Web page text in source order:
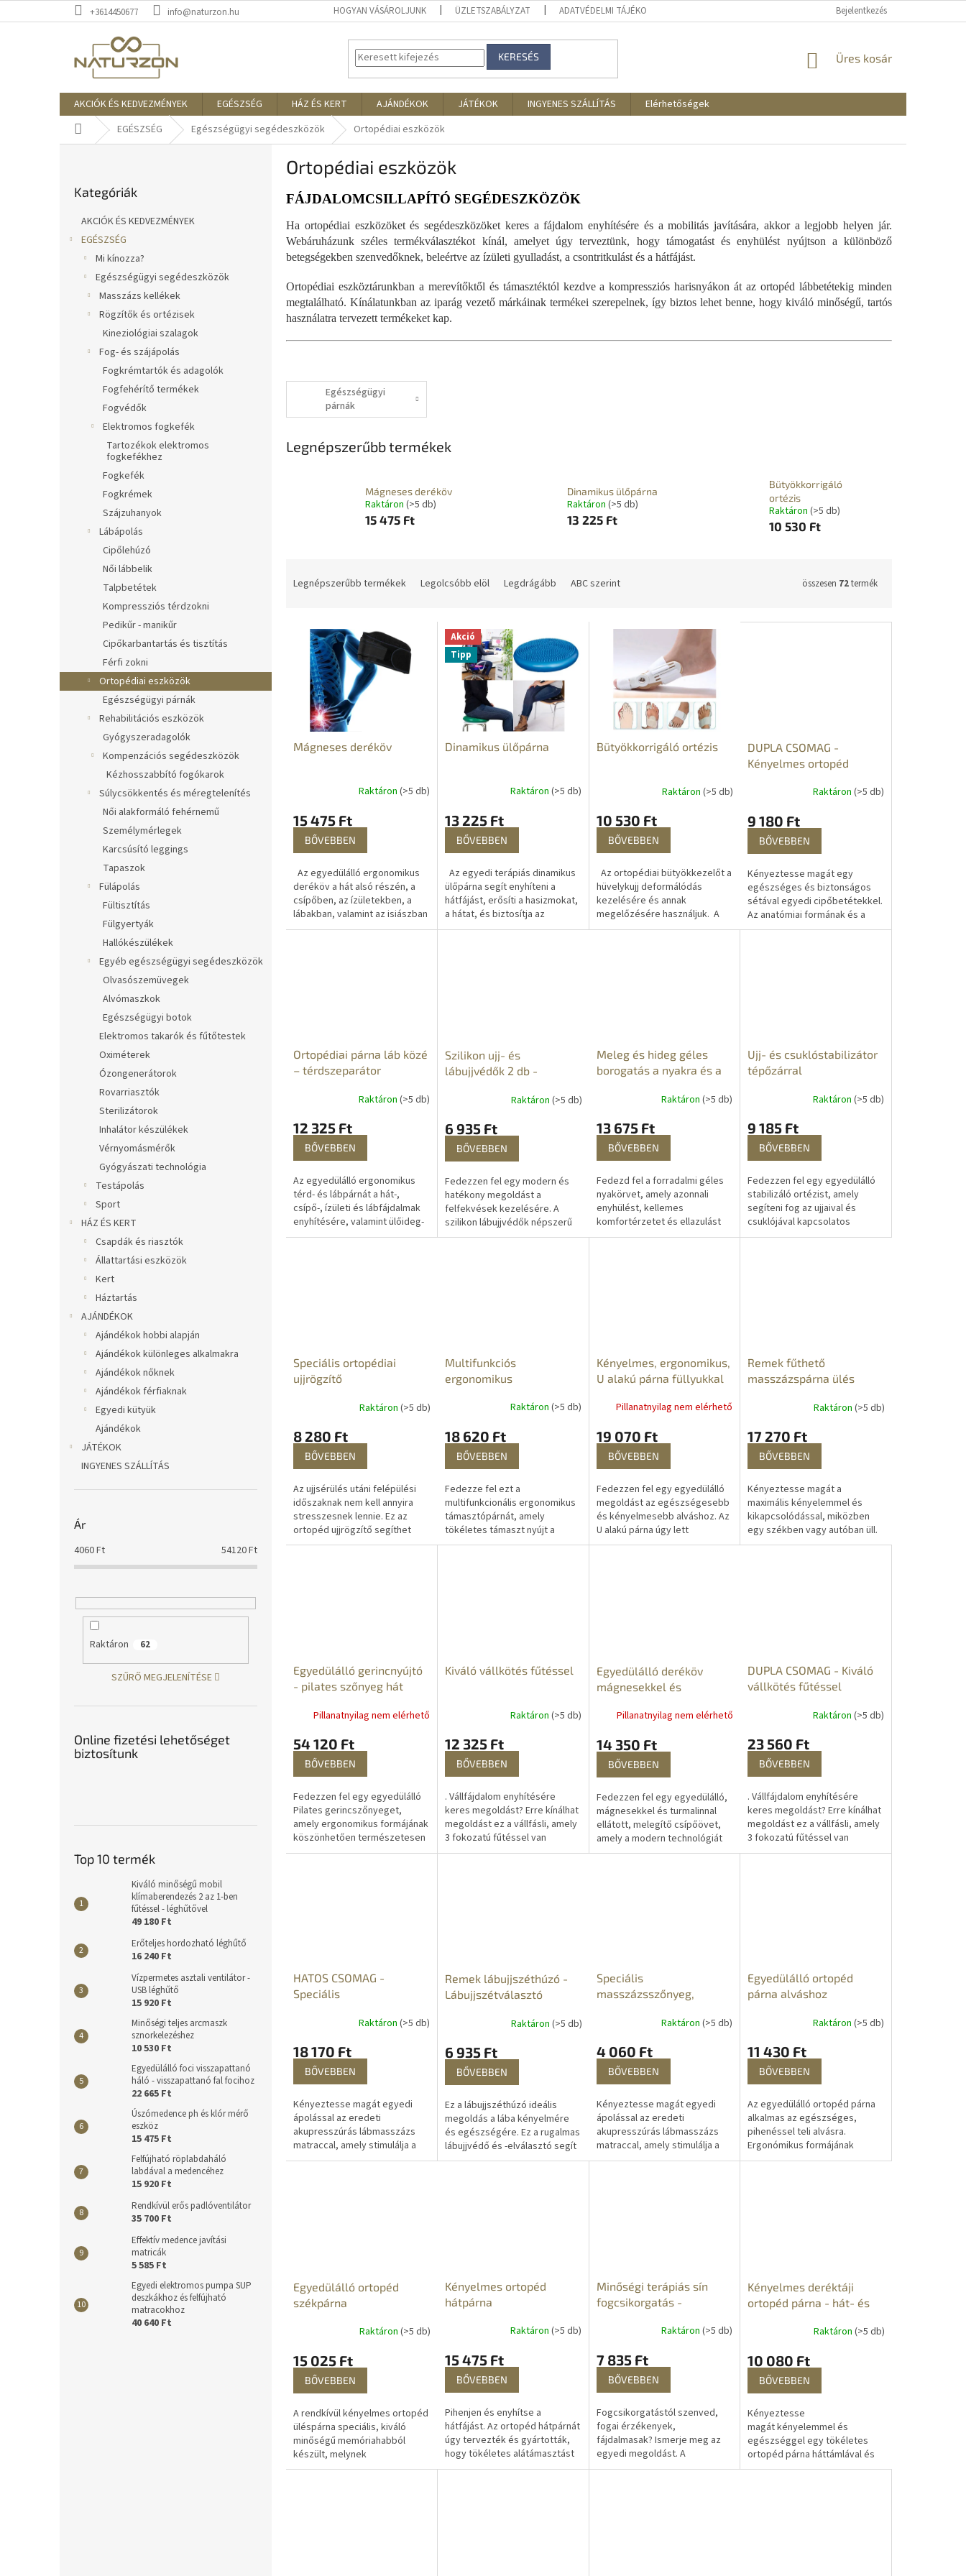
a
+3614450677 info@naturzon.hu HOGYAN VÁSÁROLJUNK ÜZLETSZABÁLYZAT ADATVÉDELMI TÁJÉKOZTATÓ REKLAMÁCIÓK ÉS
Bejelentkezés
KERESÉS KOSÁR
Üres kosár
AKCIÓK ÉS KEDVEZMÉNYEK EGÉSZSÉG HÁZ ÉS KERT AJÁNDÉKOK JÁTÉKOK INGYENES SZÁLLÍTÁS
Elérhetőségek
KezdőlapEGÉSZSÉG Egészségügyi segédeszközök Ortopédiai eszközök
átugrása
Kategóriák
AKCIÓK ÉS KEDVEZMÉNYEK
EGÉSZSÉG
Mi kínozza?
Egészségügyi segédeszközök
Masszázs kellékek
Rögzítők és ortézisek
Kineziológiai szalagok
Fog- és szájápolás
Fogkrémtartók és adagolók
Fogfehérítő termékek
Fogvédők
Elektromos fogkefék
Tartozékok elektromos
fogkefékhez
Fogkefék
Fogkrémek
Szájzuhanyok
Lábápolás
Cipőlehúzó
Női lábbelik
Talpbetétek
Kompressziós térdzokni
Pedikűr - manikűr
Cipőkarbantartás és tisztítás
Férfi zokni
Ortopédiai eszközök
Egészségügyi párnák
Rehabilitációs eszközök
Gyógyszeradagolók
Kompenzációs segédeszközök
Kézhosszabbító fogókarok
Súlycsökkentés és méregtelenítés
Női alakformáló fehérnemű
Személymérlegek
Karcsúsító leggings
Tapaszok
Fülápolás
Fültisztítás
Fülgyertyák
Hallókészülékek
Egyéb egészségügyi segédeszközök
Olvasószemüvegek
Alvómaszkok
Egészségügyi botok
Elektromos takarók és fűtőtestek
Oximéterek
Ózongenerátorok
Rovarriasztók
Sterilizátorok
Inhalátor készülékek
Vérnyomásmérők
Gyógyászati technológia
Testápolás
Sport
HÁZ ÉS KERT
Csapdák és riasztók
Állattartási eszközök
Kert
Háztartás
AJÁNDÉKOK
Ajándékok hobbi alapján
Ajándékok különleges alkalmakra
Ajándékok nőknek
Ajándékok férfiaknak
Egyedi kütyük
Ajándékok
JÁTÉKOK
INGYENES SZÁLLÍTÁS
Ár
4060Ft 54120Ft
Raktáron 62
SZŰRŐ MEGJELENÍTÉSE
Online fizetési lehetőséget
biztosítunk
Top 10 termék
Kiváló minőségű mobil
klímaberendezés 2 az 1-ben
fűtéssel - léghűtővel
49 180 Ft
Erőteljes hordozható léghűtő
16 240 Ft
Vízpermetes asztali ventilátor -
USB léghűtő
15 920 Ft
Minőségi teljes arcmaszk
sznorkelezéshez
10 530 Ft
Egyedülálló foci visszapattanó
háló - visszapattanó fal focihoz
22 665 Ft
Úszómedence ph és klór mérő
eszköz
15 475 Ft
Felfújható röplabdaháló
labdával a medencéhez
15 920 Ft
Rendkívül erős padlóventilátor
35 700 Ft
Effektív medence javítási
matricák
5 585 Ft
Egyedi elektromos pumpa SUP
deszkákhoz és felfújható
matracokhoz
40 640 Ft
Ortopédiai eszközök
FÁJDALOMCSILLAPÍTÓ SEGÉDESZKÖZÖK
Ha ortopédiai eszközöket és segédeszközöket keres a fájdalom enyhítésére és a mobilitás javítására, akkor a legjobb helyen jár.
Webáruházunk széles termékválasztékot kínál, amelyet úgy terveztünk, hogy támogatást és enyhülést nyújtson a különböző
betegségekben szenvedőknek, beleértve az ízületi gyulladást, a csontritkulást és a hátfájást.
Ortopédiai eszköztárunkban a merevítőktől és támasztéktól kezdve a kompressziós harisnyákon át az ortopéd lábbetétekig minden
megtalálható. Kínálatunkban az iparág vezető márkáinak termékei szerepelnek, így biztos lehet benne, hogy kiváló minőségű, tartós
használatra tervezett termékeket kap.
Egészségügyi
párnák
Legnépszerűbb termékek
Mágneses deréköv
Raktáron (>5 db)
15 475 Ft
Dinamikus ülőpárna
Raktáron (>5 db)
13 225 Ft
Bütyökkorrigáló
ortézis
Raktáron (>5 db)
10 530 Ft
Legnépszerűbb termékek Legolcsóbb elöl Legdrágább ABC szerint összesen 72termék
Mágneses deréköv
Raktáron (>5 db)
15 475 Ft
BŐVEBBEN
Az egyedülálló ergonomikus
deréköv a hát alsó részén, a
csípőben, az ízületekben, a
lábakban, valamint az isiászban
és a gerincferdülésben
Akció
Tipp
Dinamikus ülőpárna
Raktáron (>5 db)
13 225 Ft
BŐVEBBEN
Az egyedi terápiás dinamikus
ülőpárna segít enyhíteni a
hátfájást, erősíti a hasizmokat,
a hátat, és biztosítja az
egészséges testtartását ülés
Bütyökkorrigáló ortézis
Raktáron(>5 db)
10 530 Ft
BŐVEBBEN
Az ortopédiai bütyökkezelőt a
hüvelykujj deformálódás
kezelésére és annak
megelőzésére használjuk. A
mozgatható nyak lehetővé
DUPLA CSOMAG -
Kényelmes ortopéd
Raktáron (>5 db)
9 180 Ft
BŐVEBBEN
Kényeztesse magát egy
egészséges és biztonságos
sétával egyedi cipőbetétekkel.
Az anatómiai formának és a
sarokban lévő szilikon
Ortopédiai párna láb közé
– térdszeparátor
Raktáron (>5 db)
12 325 Ft
BŐVEBBEN
Az egyedülálló ergonomikus
térd- és lábpárnát a hát-,
csípő-, ízületi és lábfájdalmak
enyhítésére, valamint ülőideg-
gyulladás, gerincferdülés és
Szilikon ujj- és
lábujjvédők 2 db -
Raktáron (>5 db)
6 935 Ft
BŐVEBBEN
Fedezzen fel egy modern és
hatékony megoldást a
felfekvések kezelésére. A
szilikon lábujjvédők népszerű
járás- és sporteszközök.
Meleg és hideg géles
borogatás a nyakra és a
Raktáron(>5 db)
13 675 Ft
BŐVEBBEN
Fedezd fel a forradalmi géles
nyakörvet, amely azonnali
enyhülést, kellemes
komfortérzetet és ellazulást
nyújt. Ideális megoldás lehet
Ujj- és csuklóstabilizátor
tépőzárral
Raktáron (>5 db)
9 185 Ft
BŐVEBBEN
Fedezzen fel egy egyedülálló
stabilizáló ortézist, amely
segíteni fog az ujjaival és
csuklójával kapcsolatos
különféle problémák esetén.
Speciális ortopédiai
ujjrögzítő
Raktáron (>5 db)
8 280 Ft
BŐVEBBEN
Az ujjsérülés utáni felépülési
időszaknak nem kell annyira
stresszesnek lennie. Ez az
ortopéd ujjrögzítő segíthet
abban, hogy a lehető
Multifunkciós
ergonomikus
Raktáron (>5 db)
18 620 Ft
BŐVEBBEN
Fedezze fel ezt a
multifunkcionális ergonomikus
támasztópárnát, amely
tökéletes támaszt nyújt a
nyakának, vállainak, hátának és
Kényelmes, ergonomikus,
U alakú párna füllyukkal
Pillanatnyilag nem elérhető
19 070 Ft
BŐVEBBEN
Fedezzen fel egy egyedülálló
megoldást az egészségesebb
és kényelmesebb alváshoz. Az
U alakú párna úgy lett
kialakítva, hogy a fej és a nyaki
Remek fűthető
masszázspárna ülés
Raktáron (>5 db)
17 270 Ft
BŐVEBBEN
Kényeztesse magát a
maximális kényelemmel és
kikapcsolódással, miközben
egy székben vagy autóban üll.
A fűthető masszázsülés
Egyedülálló gerincnyújtó
- pilates szőnyeg hát
Pillanatnyilag nem elérhető
54 120 Ft
BŐVEBBEN
Fedezzen fel egy egyedülálló
Pilates gerincszőnyeget,
amely ergonomikus formájának
köszönhetően természetesen
követi a hát ívét, és segít
Kiváló vállkötés fűtéssel
Raktáron (>5 db)
12 325 Ft
BŐVEBBEN
. Vállfájdalom enyhítésére
keres megoldást? Erre kínálhat
megoldást ez a vállfásli, amely
3 fokozatú fűtéssel van
felszerelve, így tökéletesen az
Egyedülálló deréköv
mágnesekkel és
Pillanatnyilag nem elérhető
14 350 Ft
BŐVEBBEN
Fedezzen fel egy egyedülálló,
mágnesekkel és turmalinnal
ellátott, melegítő csípőövet,
amely a modern technológiát
az ásványok természetes
DUPLA CSOMAG - Kiváló
vállkötés fűtéssel
Raktáron (>5 db)
23 560 Ft
BŐVEBBEN
. Vállfájdalom enyhítésére
keres megoldást? Erre kínálhat
megoldást ez a vállfásli, amely
3 fokozatú fűtéssel van
felszerelve, így tökéletesen az
HATOS CSOMAG -
Speciális
akupresszúrásRaktáron (>5 db)
18 170 Ft
BŐVEBBEN
Kényeztesse magát egyedi
ápolással az eredeti
akupresszúrás lábmasszázs
matraccal, amely stimulálja a
reflexpontokat és azonnali
Remek lábujjszéthúzó -
Lábujjszétválasztó
Raktáron (>5 db)
6 935 Ft
BŐVEBBEN
Ez a lábujjszéthúzó ideális
megoldás a lába kényelmére
és egészségére. Ez a rugalmas
lábujjvédő és -elválasztó segít
a lábujjak kiegyenesítésében, a
Speciális
masszázsszőnyeg,
lábmasszázs szőnyeg
Raktáron(>5 db)
4 060 Ft
BŐVEBBEN
Kényeztesse magát egyedi
ápolással az eredeti
akupresszúrás lábmasszázs
matraccal, amely stimulálja a
reflexpontokat és azonnali
Egyedülálló ortopéd
párna alváshoz
Raktáron (>5 db)
11 430 Ft
BŐVEBBEN
Az egyedülálló ortopéd párna
alkalmas az egészséges,
pihenéssel teli alvásra.
Ergonómikus formájának
köszönhetően hátfájás,
Egyedülálló ortopéd
székpárna
Raktáron (>5 db)
15 025 Ft
BŐVEBBEN
A rendkívül kényelmes ortopéd
üléspárna speciális, kiváló
minőségű memóriahabból
készült, melynek
köszönhetően maximális
Kényelmes ortopéd
hátpárna
Raktáron (>5 db)
15 475 Ft
BŐVEBBEN
Pihenjen és enyhítse a
hátfájást. Az ortopéd hátpárnát
úgy tervezték és gyártották,
hogy tökéletes alátámasztást
nyújtson testének és
Minőségi terápiás sín
fogcsikorgatás -
Raktáron(>5 db)
7 835 Ft
BŐVEBBEN
Fogcsikorgatástól szenved,
fogai érzékenyek,
fájdalmasak? Ismerje meg az
egyedi megoldást. A
fogcsikorgás védő egy
Kényelmes deréktáji
ortopéd párna - hát- és
Raktáron (>5 db)
10 080 Ft
BŐVEBBEN
Kényeztesse
magát kényelemmel és
egészséggel egy tökéletes
ortopéd párna háttámlával és
deréktámasszal. Ez